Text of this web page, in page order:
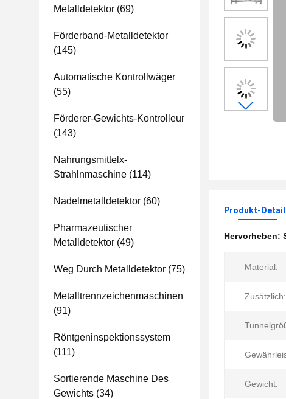
Metalldetektor (69)
Förderband-Metalldetektor
(145)
Automatische Kontrollwäger
(55)
Förderer-Gewichts-Kontrolleur
(143)
Nahrungsmittelx-
Strahlnmaschine (114)
Nadelmetalldetektor (60)
Pharmazeutischer
Metalldetektor (49)
Weg Durch Metalldetektor (75)
Metalltrennzeichenmaschinen
(91)
Röntgeninspektionssystem
(111)
Sortierende Maschine Des
Gewichts (34)
Produkt-
Hervorheben:
Material:
Zusätzlich:
Gewicht: